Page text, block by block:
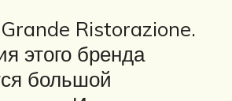
Ristorazione.
этого бренда
большой